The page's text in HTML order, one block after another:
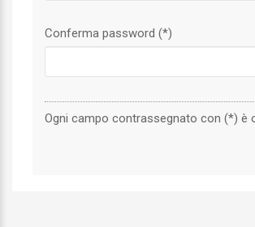
Conferma password (*)
Ogni campo contrassegnato con (*) è